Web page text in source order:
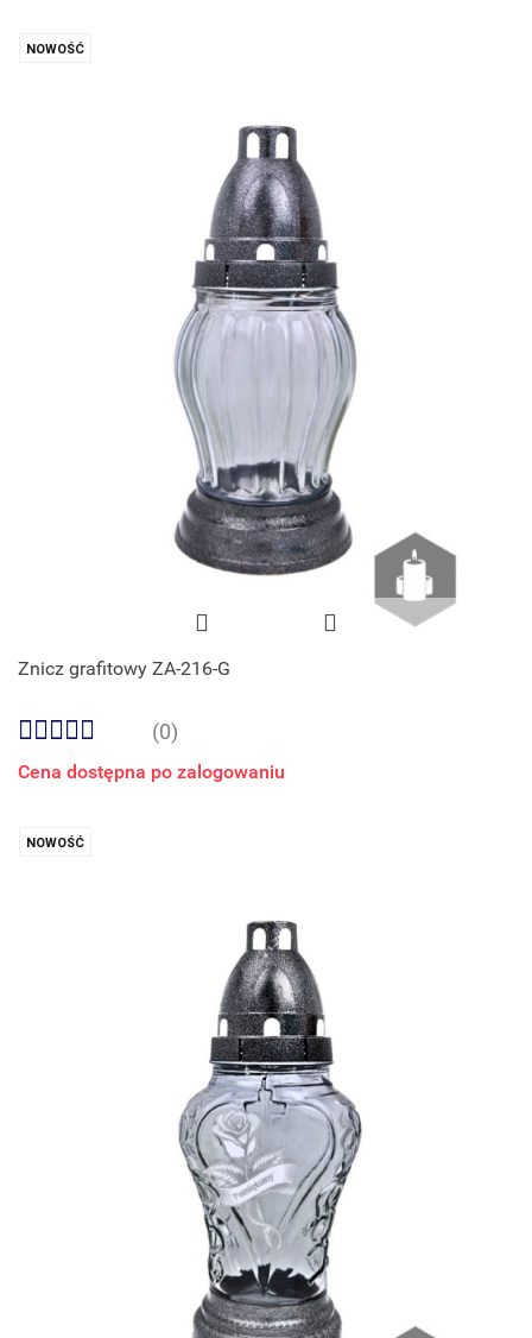
NOWOŚĆ
Znicz grafitowy ZA-216-G
(0)
Cena dostępna po zalogowaniu
NOWOŚĆ